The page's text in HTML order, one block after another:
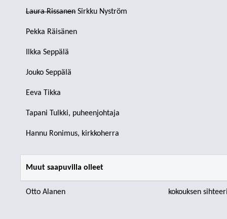
Laura Rissanen Sirkku Nyström
Pekka Räisänen
Ilkka Seppälä
Jouko Seppälä
Eeva Tikka
Tapani Tulkki, puheenjohtaja
Hannu Ronimus, kirkkoherra
Muut saapuvilla olleet
Otto Alanen kokouksen